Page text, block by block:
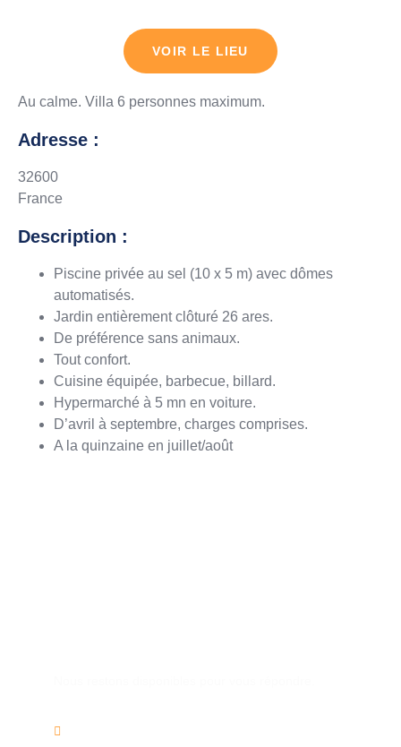
VOIR LE LIEU
Au calme. Villa 6 personnes maximum.
Adresse :
32600
France
Description :
Piscine privée au sel (10 x 5 m) avec dômes
automatisés.
Jardin entièrement clôturé 26 ares.
De préférence sans animaux.
Tout confort.
Cuisine équipée, barbecue, billard.
Hypermarché à 5 mn en voiture.
D’avril à septembre, charges comprises.
A la quinzaine en juillet/août